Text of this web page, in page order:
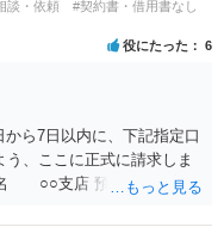
談・依頼
#契約書・借用書なし
役にたった 6
ら7日以内に、下記指定口
、ここに正式に請求しま
○○支店 預金種別 普通